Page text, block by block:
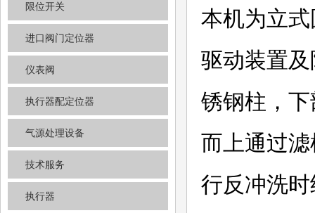
限位开关
进口阀门定位器
仪表阀
执行器配定位器
气源处理设备
技术服务
执行器
本机为立
驱动装置
锈钢柱，
而上通过
行反冲洗